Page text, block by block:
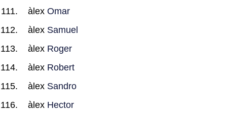
àlex Omar
àlex Samuel
àlex Roger
àlex Robert
àlex Sandro
àlex Hector